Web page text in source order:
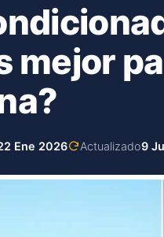
mejor
Ene 2026 Actualizado9